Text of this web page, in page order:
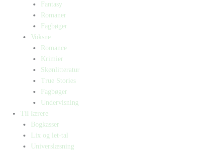
Fantasy
Romaner
Fagbøger
Voksne
Romance
Krimier
Skønlitteratur
True Stories
Fagbøger
Undervisning
Til lærere
Bogkasser
Lix og let-tal
Universlæsning